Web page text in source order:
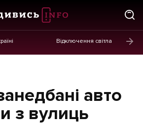
Відключення світла
авто
з вулиць